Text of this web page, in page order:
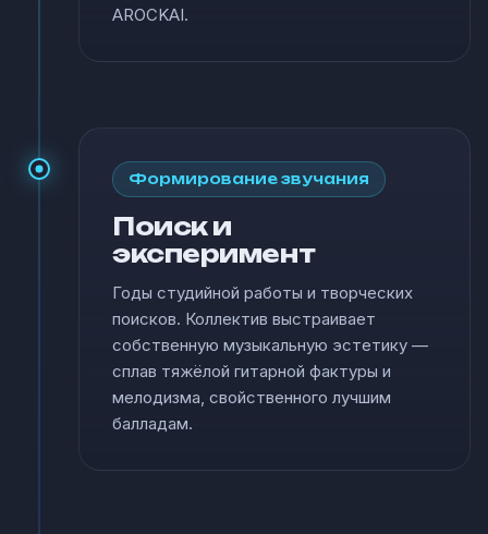
AROCKAI.
Формирование звучания
Поиск и
эксперимент
Годы студийной работы и творческих
поисков. Коллектив выстраивает
собственную музыкальную эстетику —
сплав тяжёлой гитарной фактуры и
мелодизма, свойственного лучшим
балладам.